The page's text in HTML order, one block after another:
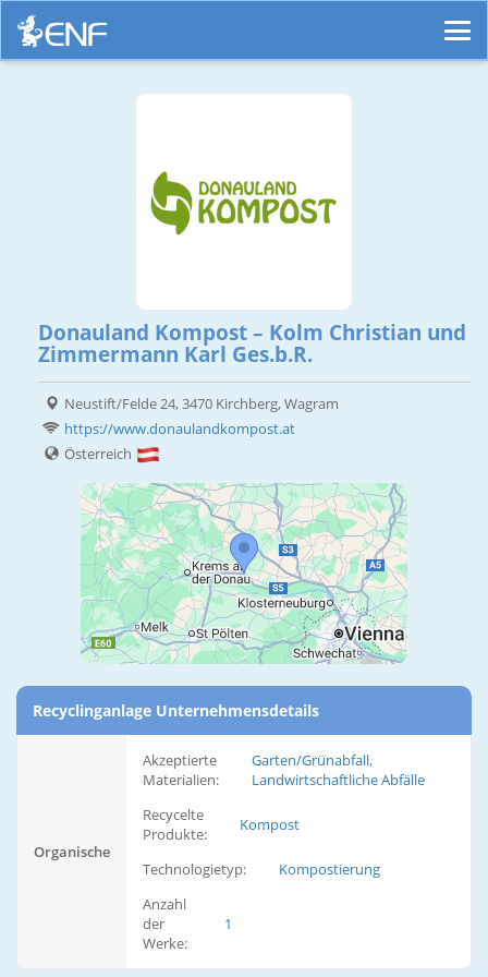
Donauland Kompost – Kolm Christian und
Zimmermann Karl Ges.b.R.
Neustift/Felde 24, 3470 Kirchberg, Wagram
https://www.donaulandkompost.at
Österreich
Recyclinganlage Unternehmensdetails
Organische
Akzeptierte
Materialien:
Garten/Grünabfall,
Landwirtschaftliche Abfälle
Recycelte
Produkte:
Kompost
Technologietyp:
Kompostierung
Anzahl
der
Werke:
1